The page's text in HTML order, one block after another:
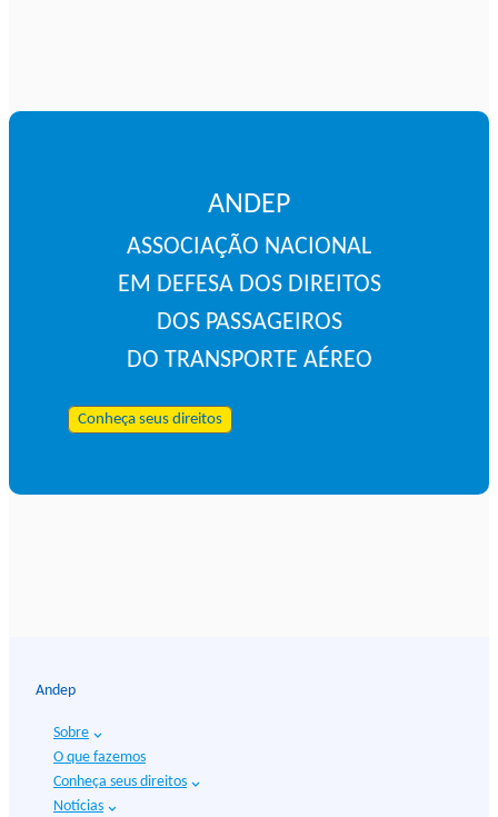
ANDEP
ASSOCIAÇÃO NACIONAL
EM DEFESA DOS DIREITOS
DOS PASSAGEIROS
DO TRANSPORTE AÉREO
Conheça seus direitos
Andep
Sobre
O que fazemos
Conheça seus direitos
Notícias